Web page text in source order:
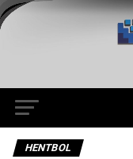
HENTBOL